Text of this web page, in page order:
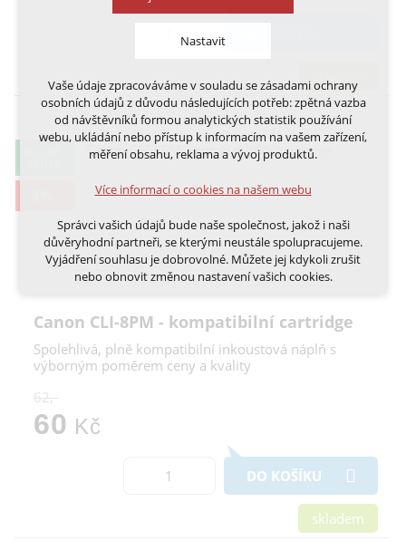
Canon CLI-8PM - kompatibilní cartridge
Spolehlivá, plně kompatibilní inkoustová náplň s
výborným poměrem ceny a kvality
62,-
60 Kč
DO KOŠÍKU
skladem
Nastavit
Technická cookies
nutná pro provozování webu
udržení kontextu stránek (session): případná
přihlášení, volby jazyka, apod.
Volitelná cookies
analytická pro anonymizované vyhodnocení
marketingová cookies (Google, Ecomail, Sklik,
Smartsupp, Heureka)
Více informací o cookies na našem webu
Přijmout všechna cookies
Vaše údaje zpracováváme v souladu se zásadami ochrany
osobních údajů z důvodu následujících potřeb: zpětná vazba
od návštěvníků formou analytických statistik používání
webu, ukládání nebo přístup k informacím na vašem zařízení,
měření obsahu, reklama a vývoj produktů.
Více informací o cookies na našem webu
Správci vašich údajů bude naše společnost, jakož i naši
důvěryhodní partneři, se kterými neustále spolupracujeme.
Vyjádření souhlasu je dobrovolné. Můžete jej kdykoli zrušit
nebo obnovit změnou nastavení vašich cookies.
Cookies a podobné technologie dělíme na technická: nutná
pro běh webu, bez nichž nelze web používat a volitelná. Do
této části spadají analytická a marketingová cookies.